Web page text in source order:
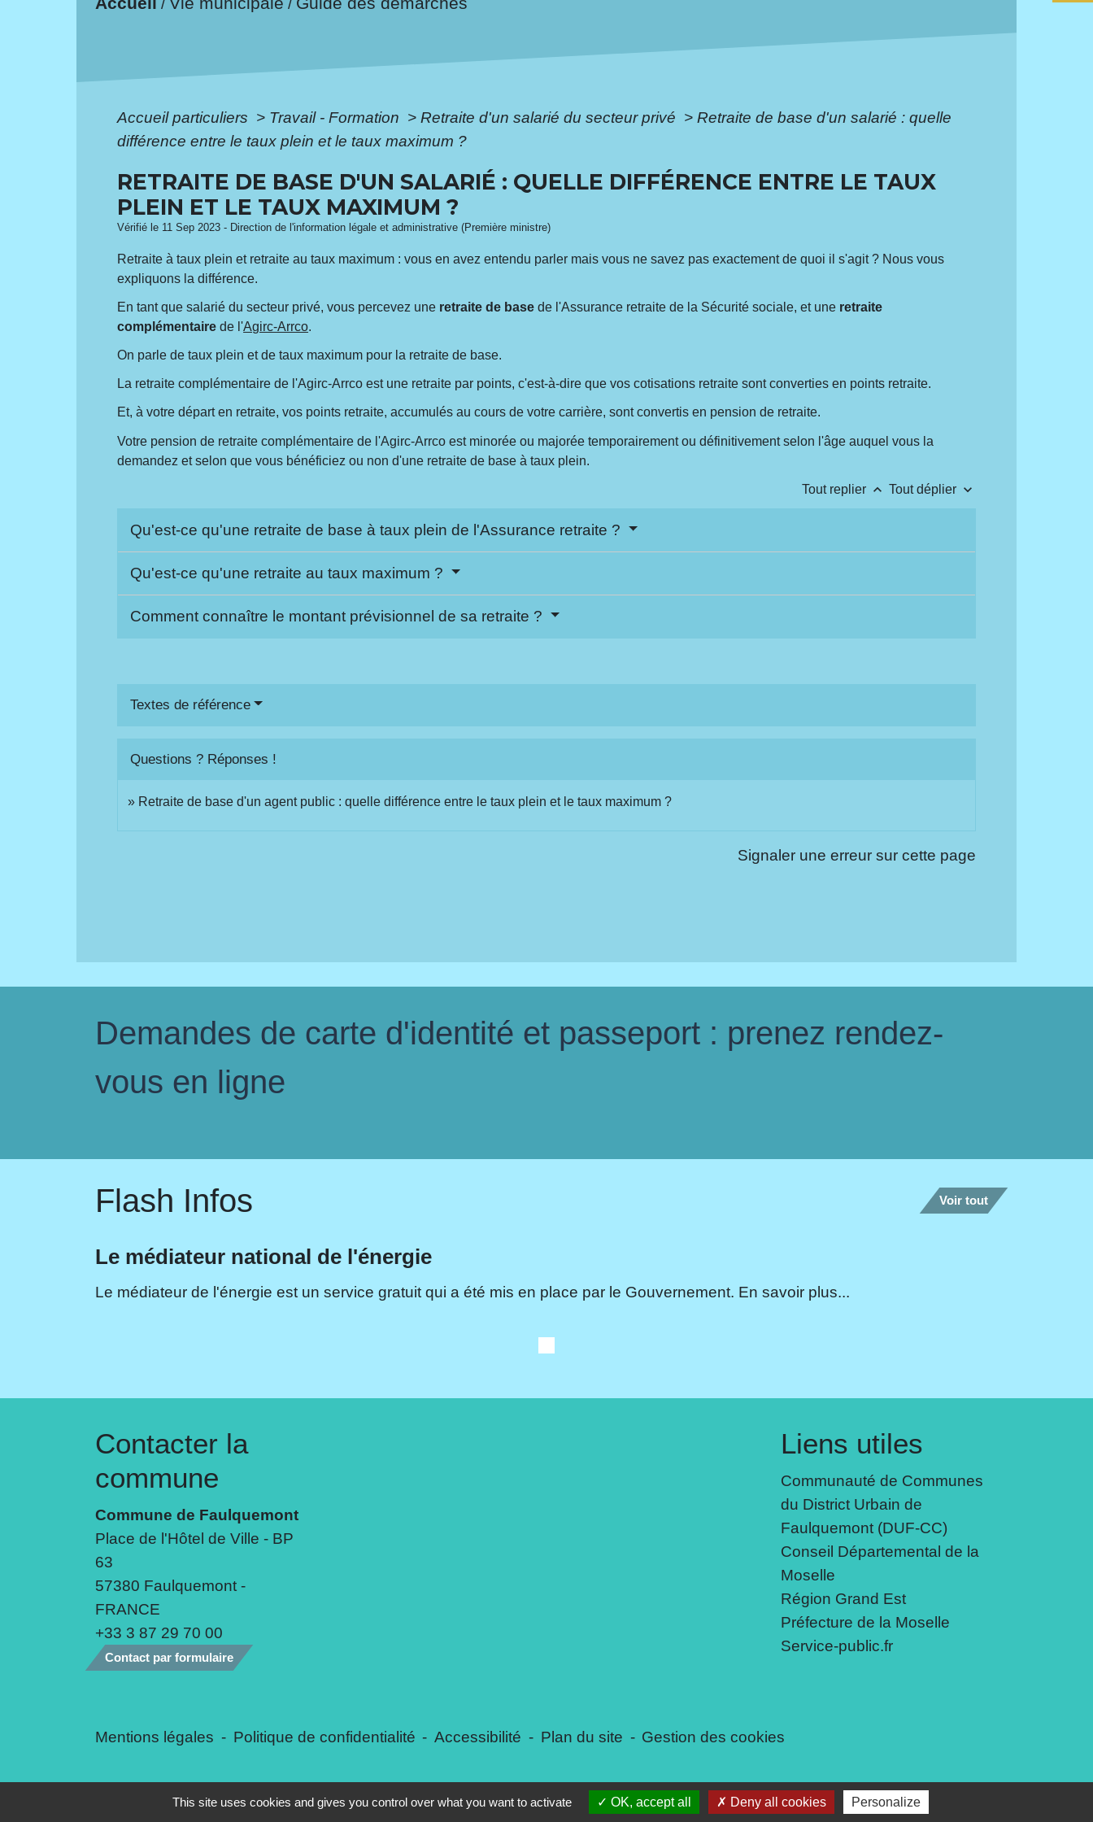
/ /
Accueil particuliers > Travail - Formation > Retraite d'un salarié du secteur privé > Retraite de base d'un salarié : quelle
différence entre le taux plein et le taux maximum ?
RETRAITE DE BASE D'UN SALARIÉ : QUELLE DIFFÉRENCE ENTRE LE TAUX
PLEIN ET LE TAUX MAXIMUM ?
Vérifié le 11 Sep 2023 - Direction de l'information légale et administrative (Première ministre)
Retraite à taux plein et retraite au taux maximum : vous en avez entendu parler mais vous ne savez pas exactement de quoi il s'agit ? Nous vous
expliquons la différence.
En tant que salarié du secteur privé, vous percevez une retraite de base de l'Assurance retraite de la Sécurité sociale, et une retraite
complémentaire de l'Agirc-Arrco.
On parle de taux plein et de taux maximum pour la retraite de base.
La retraite complémentaire de l'Agirc-Arrco est une retraite par points, c'est-à-dire que vos cotisations retraite sont converties en points retraite.
Et, à votre départ en retraite, vos points retraite, accumulés au cours de votre carrière, sont convertis en pension de retraite.
Votre pension de retraite complémentaire de l'Agirc-Arrco est minorée ou majorée temporairement ou définitivement selon l'âge auquel vous la
demandez et selon que vous bénéficiez ou non d'une retraite de base à taux plein.
Tout replier keyboard_arrow_up Tout déplier keyboard_arrow_down
Qu'est-ce qu'une retraite de base à taux plein de l'Assurance retraite ?
Qu'est-ce qu'une retraite au taux maximum ?
Comment connaître le montant prévisionnel de sa retraite ?
Textes de référence
Questions ? Réponses !
Retraite de base d'un agent public : quelle différence entre le taux plein et le taux maximum ?
Signaler une erreur sur cette page
Demandes de carte d'identité et passeport : prenez rendez-
vous en ligne
Flash Infos Voir tout
Le médiateur national de l'énergie
Le médiateur de l'énergie est un service gratuit qui a été mis en place par le Gouvernement. En savoir plus...
Contacter la
commune
Commune de Faulquemont
Place de l'Hôtel de Ville - BP
63
57380 Faulquemont -
FRANCE
+33 3 87 29 70 00
Contact par formulaire
Liens utiles
Communauté de Communes
du District Urbain de
Faulquemont (DUF-CC)
Conseil Départemental de la
Moselle
Région Grand Est
Préfecture de la Moselle
Service-public.fr
Mentions légales - Politique de confidentialité - Accessibilité - Plan du site - Gestion des cookies
Site créé en partenariat avec Réseau des Communes
This site uses cookies and gives you control over what you want to activate OK, accept all Deny all cookies Personalize